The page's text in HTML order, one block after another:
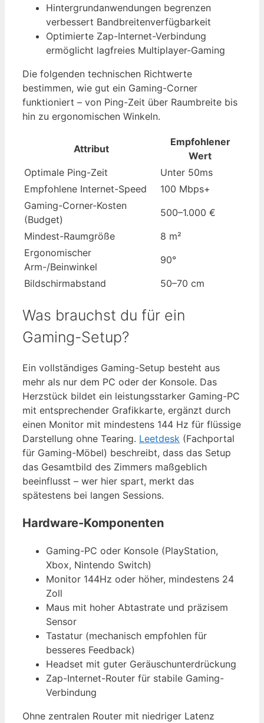
Hintergrundanwendungen begrenzen
verbessert Bandbreitenverfügbarkeit
Optimierte Zap-Internet-Verbindung
ermöglicht lagfreies Multiplayer-Gaming
Die folgenden technischen Richtwerte
bestimmen, wie gut ein Gaming-Corner
funktioniert – von Ping-Zeit über Raumbreite bis
hin zu ergonomischen Winkeln.
Attribut
Empfohlener
Wert
Optimale Ping-Zeit
Unter 50ms
Empfohlene Internet-Speed
100 Mbps+
Gaming-Corner-Kosten
(Budget)
500–1.000 €
Mindest-Raumgröße
8 m²
Ergonomischer
Arm-/Beinwinkel
90°
Bildschirmabstand
50–70 cm
Was brauchst du für ein
Gaming-Setup?
Ein vollständiges Gaming-Setup besteht aus
mehr als nur dem PC oder der Konsole. Das
Herzstück bildet ein leistungsstarker Gaming-PC
mit entsprechender Grafikkarte, ergänzt durch
einen Monitor mit mindestens 144 Hz für flüssige
Darstellung ohne Tearing. Leetdesk (Fachportal
für Gaming-Möbel) beschreibt, dass das Setup
das Gesamtbild des Zimmers maßgeblich
beeinflusst – wer hier spart, merkt das
spätestens bei langen Sessions.
Hardware-Komponenten
Gaming-PC oder Konsole (PlayStation,
Xbox, Nintendo Switch)
Monitor 144Hz oder höher, mindestens 24
Zoll
Maus mit hoher Abtastrate und präzisem
Sensor
Tastatur (mechanisch empfohlen für
besseres Feedback)
Headset mit guter Geräuschunterdrückung
Zap-Internet-Router für stabile Gaming-
Verbindung
Ohne zentralen Router mit niedriger Latenz